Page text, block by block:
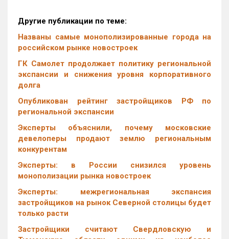
Другие публикации по теме:
Названы самые монополизированные города на
российском рынке новостроек
ГК Самолет продолжает политику региональной
экспансии и снижения уровня корпоративного
долга
Опубликован рейтинг застройщиков РФ по
региональной экспансии
Эксперты объяснили, почему московские
девелоперы продают землю региональным
конкурентам
Эксперты: в России снизился уровень
монополизации рынка новостроек
Эксперты: межрегиональная экспансия
застройщиков на рынок Северной столицы будет
только расти
Застройщики считают Свердловскую и